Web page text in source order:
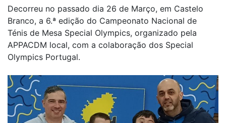
Decorreu no passado dia 26 de Março, em Castelo
Branco, a 6.ª edição do Campeonato Nacional de
Ténis de Mesa Special Olympics, organizado pela
APPACDM local, com a colaboração dos Special
Olympics Portugal.